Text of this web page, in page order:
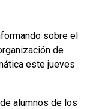
sobre el
de
este jueves
alumnos de los